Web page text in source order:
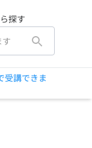
探す
受講できま